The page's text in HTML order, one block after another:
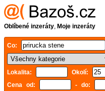
Oblíbené inzeráty, Moje inzeráty
Co:
Lokalita: Okolí:
Cena od:
- do: